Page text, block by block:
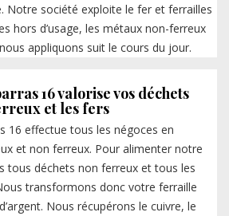
Notre société exploite le fer et ferrailles
hors d’usage, les métaux non-ferreux
appliquons suit le cours du jour.
16 valorise vos déchets
et les fers
16 effectue tous les négoces en
et non ferreux. Pour alimenter notre
tous déchets non ferreux et tous les
transformons donc votre ferraille
Nous récupérons le cuivre, le